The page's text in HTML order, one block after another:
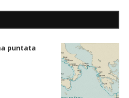
puntata